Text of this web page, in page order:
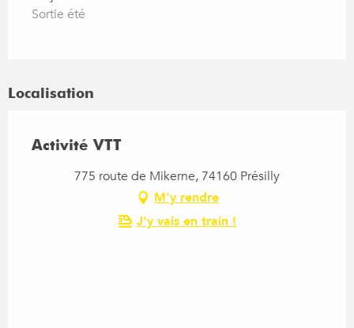
Sortie été
Localisation
Activité VTT
775 route de Mikerne, 74160 Présilly
M'y rendre
J'y vais en train !